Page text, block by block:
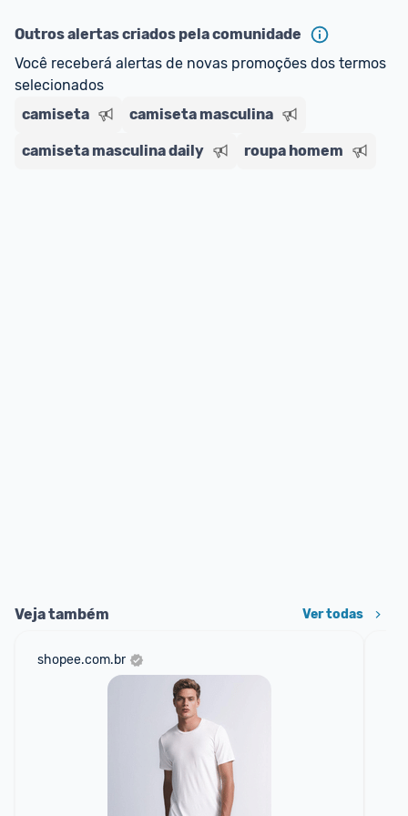
E lembre-se: você sempre pode contar ajuda da
comunidade para tirar dúvidas ou acionar os
nossos Admins marcando
comentário ou através do Fale com o Promobit.
Outros alertas criados pela comunidade
Você receberá alertas de novas promoções dos termos
selecionados
camiseta
camiseta masculina
camiseta masculina daily roupa homem
Veja também Ver todas
shopee.com.br